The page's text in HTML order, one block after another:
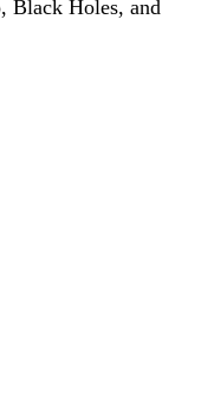
Black Holes, and